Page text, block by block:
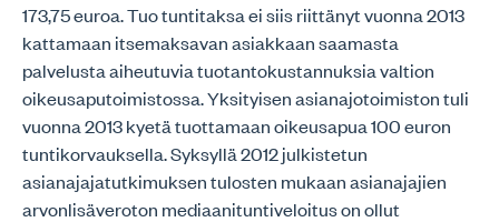
173,75 euroa. Tuo tuntitaksa ei siis riittänyt vuonna 2013
kattamaan itsemaksavan asiakkaan saamasta
palvelusta aiheutuvia tuotantokustannuksia valtion
oikeusaputoimistossa. Yksityisen asianajotoimiston tuli
vuonna 2013 kyetä tuottamaan oikeusapua 100 euron
tuntikorvauksella. Syksyllä 2012 julkistetun
asianajajatutkimuksen tulosten mukaan asianajajien
arvonlisäveroton mediaanituntiveloitus on ollut